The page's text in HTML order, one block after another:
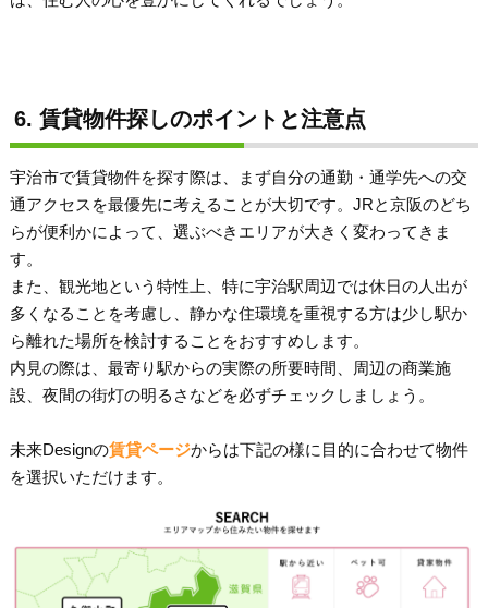
6. 賃貸物件探しのポイントと注意点
宇治市で賃貸物件を探す際は、まず自分の通勤・通学先への交
通アクセスを最優先に考えることが大切です。JRと京阪のどち
らが便利かによって、選ぶべきエリアが大きく変わってきま
す。
また、観光地という特性上、特に宇治駅周辺では休日の人出が
多くなることを考慮し、静かな住環境を重視する方は少し駅か
ら離れた場所を検討することをおすすめします。
内見の際は、最寄り駅からの実際の所要時間、周辺の商業施
設、夜間の街灯の明るさなどを必ずチェックしましょう。
未来Designの賃貸ページからは下記の様に目的に合わせて物件
を選択いただけます。